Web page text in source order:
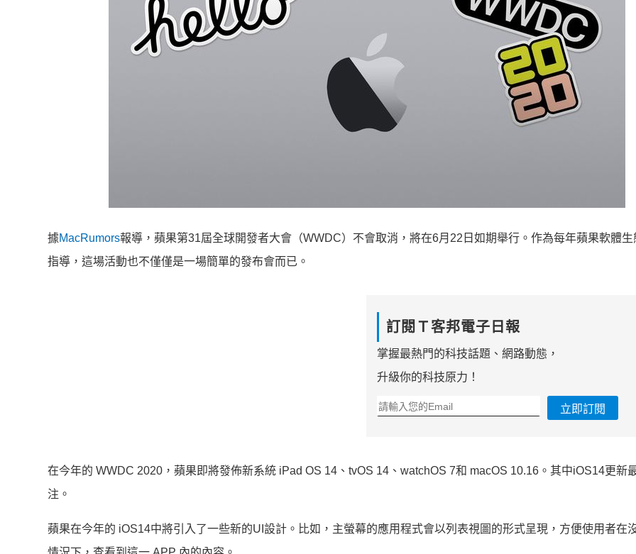
據MacRumors報導，蘋果第31屆全球開發者大會（WWDC）不會取消，將在6月22日如期舉行。作為每年蘋果軟體生
指導，這場活動也不僅僅是一場簡單的發布會而已。
訂閱Ｔ客邦電子日報
掌握最熱門的科技話題、網路動態，
升級你的科技原力！
立即訂閱
在今年的 WWDC 2020，蘋果即將發佈新系統 iPad OS 14、tvOS 14、watchOS 7和 macOS 10.16。其中iOS14更新
注。
蘋果在今年的 iOS14中將引入了一些新的UI設計。比如，主螢幕的應用程式會以列表視圖的形式呈現，方便使用者在